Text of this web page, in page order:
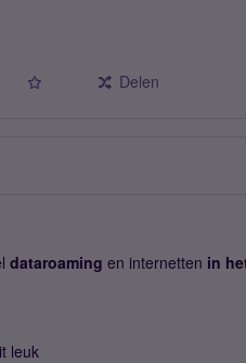
Delen
dataroaming en internetten in
leuk